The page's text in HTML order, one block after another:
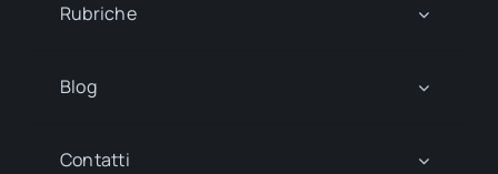
Rubriche
Blog
Contatti